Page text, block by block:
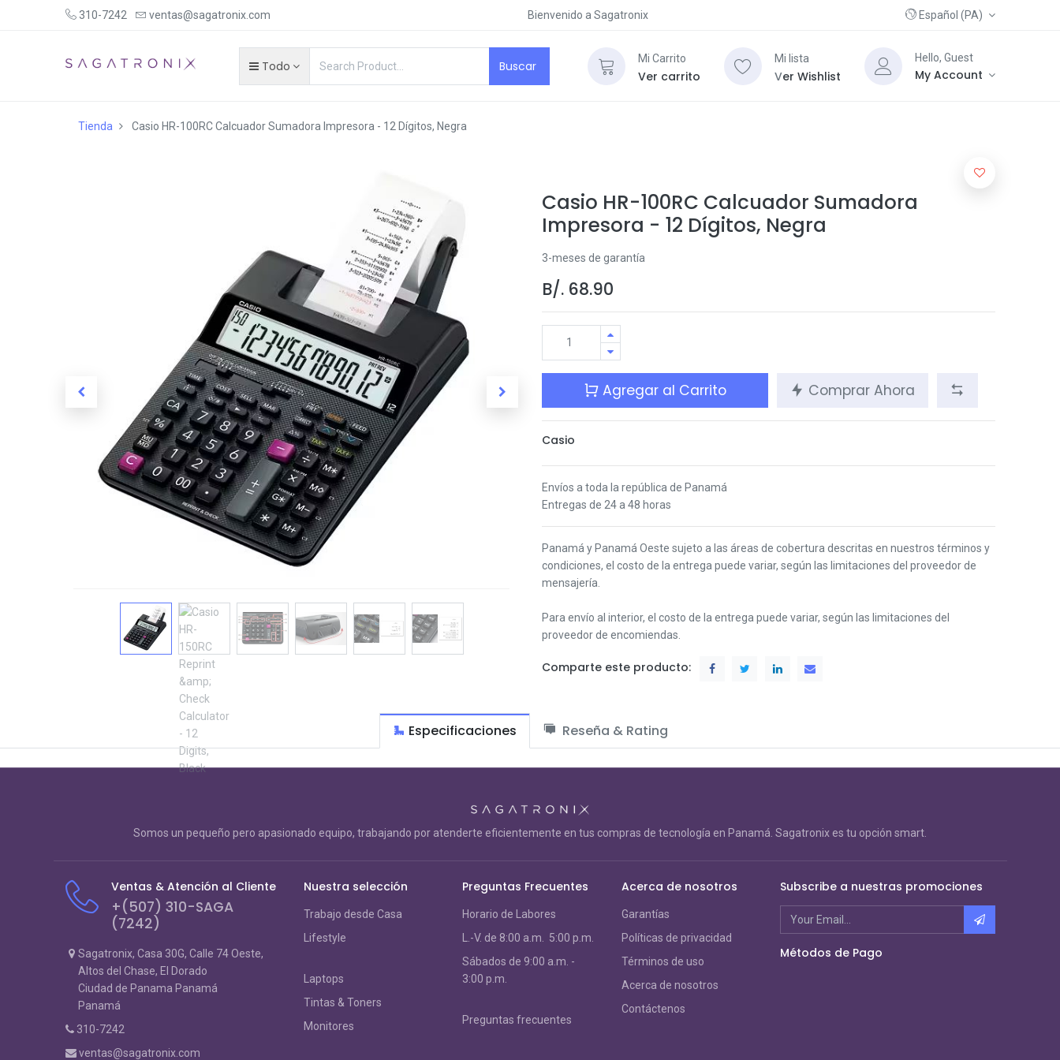
310-7242 ventas@sagatronix.com Bienvenido a Sagatronix Español (PA)
Todo Buscar Mi Carrito
Ver carrito
Mi lista
Ver Wishlist
Hello, Guest
My Account
Tienda Casio HR-100RC Calcuador Sumadora Impresora - 12 Dígitos, Negra
Casio HR-100RC Calcuador Sumadora
Impresora - 12 Dígitos, Negra
3-meses de garantía
B/. 68.90
Agregar al Carrito Comprar Ahora
Casio
Envíos a toda la república de Panamá
Entregas de 24 a 48 horas
Panamá y Panamá Oeste sujeto a las áreas de cobertura descritas en nuestros términos y
condiciones, el costo de la entrega puede variar, según las limitaciones del proveedor de
mensajería.
Para envío al interior, el costo de la entrega puede variar, según las limitaciones del
proveedor de encomiendas.
Comparte este producto:
Especificaciones Reseña & Rating
Somos un pequeño pero apasionado equipo, trabajando por atenderte eficientemente en tus compras de tecnología en Panamá. Sagatronix es tu opción smart.
Ventas & Atención al Cliente
+(507) 310-SAGA
(7242)
Sagatronix, Casa 30G, Calle 74 Oeste,
Altos del Chase, El Dorado
Ciudad de Panama Panamá
Panamá
310-7242
ventas@sagatronix.com
Nuestra selección
Trabajo desde Casa
Lifestyle
Laptops
Tintas & Toners
Monitores
Preguntas Frecuentes
Horario de Labores
L.-V. de 8:00 a.m. 5:00 p.m.
Sábados de 9:00 a.m. -
3:00 p.m.
Preguntas frecuentes
Acerca de nosotros
Garantías
Políticas de privacidad
Términos de uso
Acerca de nosotros
Contáctenos
Subscribe a nuestras promociones
Métodos de Pago